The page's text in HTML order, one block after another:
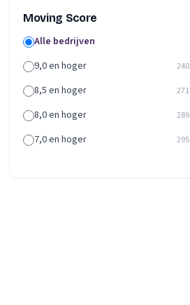
Moving Score
Alle bedrijven
9,0 en hoger
240
8,5 en hoger 271
8,0 en hoger 289
7,0 en hoger 295